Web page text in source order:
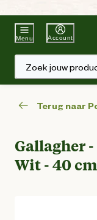
Menu Account
Zoek jouw
Terug naar
Gallagher
Wit - 40